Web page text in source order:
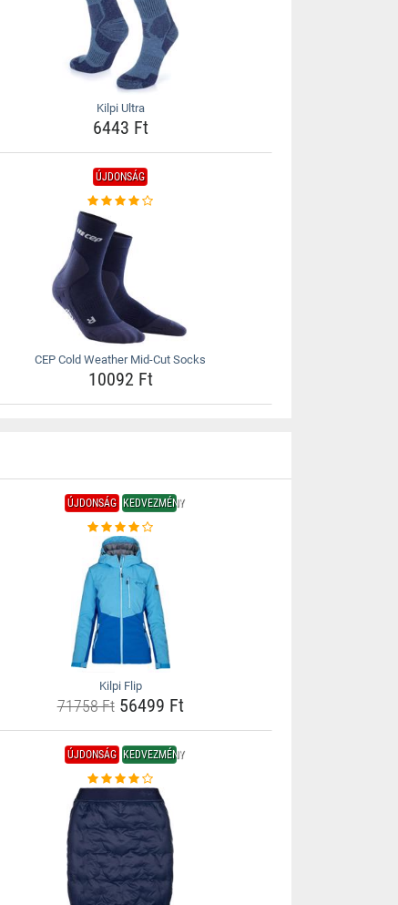
Kilpi Ultra
6443 Ft
ÚJDONSÁG
CEP Cold Weather Mid-Cut Socks
10092 Ft
ÚJDONSÁG KEDVEZMÉNY
Kilpi Flip
71758 Ft56499 Ft
ÚJDONSÁG KEDVEZMÉNY